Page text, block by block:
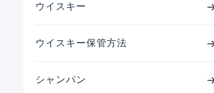
ウイスキー
ウイスキー保管方法
シャンパン